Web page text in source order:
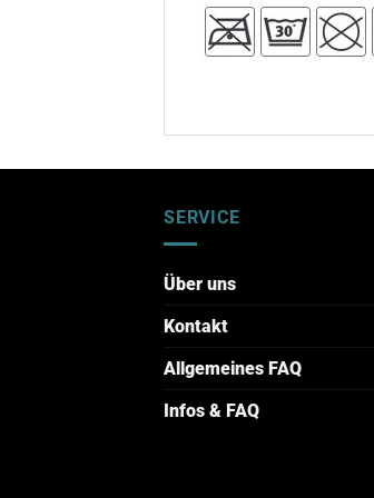
SERVICE
Über uns
Kontakt
Allgemeines FAQ
Infos & FAQ